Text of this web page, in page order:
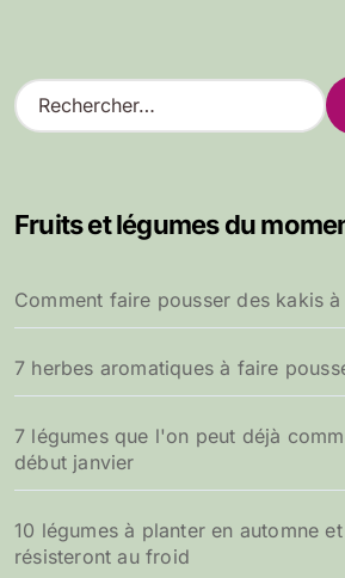
R
e
r
e
r
:
Fruits et légumes du
Comment faire pousser des kakis
7 herbes aromatiques à faire
7 légumes que l'on peut déjà
début janvier
10 légumes à planter en automne
résisteront au froid